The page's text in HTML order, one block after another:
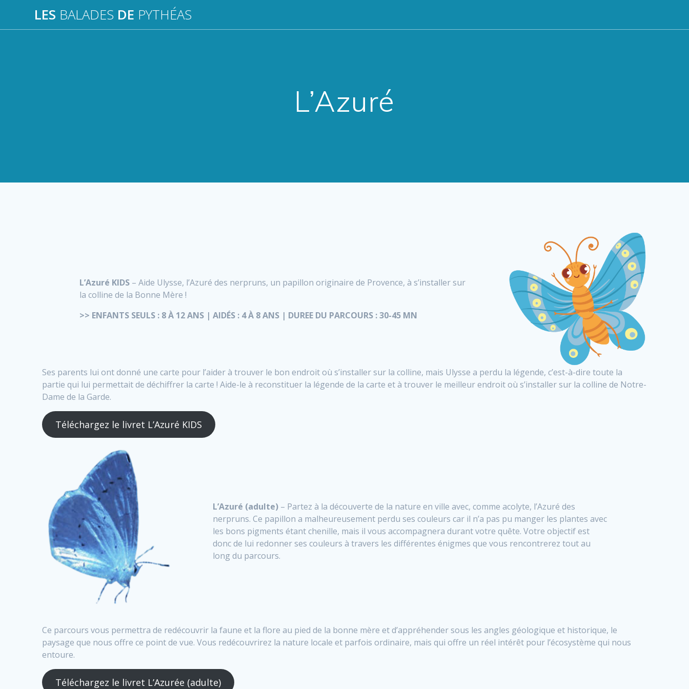
contenu
LES BALADES DE PYTHÉAS
L’Azuré
L’Azuré KIDS– Aide Ulysse, l’Azuré des nerpruns, un papillon originaire de Provence, à s’installer sur
la colline de la Bonne Mère !
>> ENFANTS SEULS : 8 À 12 ANS | AIDÉS : 4 À 8 ANS | DUREE DU PARCOURS : 30-45 MN
Ses parents lui ont donné une carte pour l’aider à trouver le bon endroit où s’installer sur la colline, mais Ulysse a perdu la légende, c’est-à-dire toute la
partie qui lui permettait de déchiffrer la carte ! Aide-le à reconstituer la légende de la carte et à trouver le meilleur endroit où s’installer sur la colline de Notre-
Dame de la Garde.
Téléchargez le livret L’Azuré KIDS
L’Azuré (adulte) – Partez à la découverte de la nature en ville avec, comme acolyte, l’Azuré des
nerpruns. Ce papillon a malheureusement perdu ses couleurs car il n’a pas pu manger les plantes avec
les bons pigments étant chenille, mais il vous accompagnera durant votre quête. Votre objectif est
donc de lui redonner ses couleurs à travers les différentes énigmes que vous rencontrerez tout au
long du parcours.
Ce parcours vous permettra de redécouvrir la faune et la flore au pied de la bonne mère et d’appréhender sous les angles géologique et historique, le
paysage que nous offre ce point de vue. Vous redécouvrirez la nature locale et parfois ordinaire, mais qui offre un réel intérêt pour l’écosystème qui nous
entoure.
Téléchargez le livret L’Azurée (adulte)